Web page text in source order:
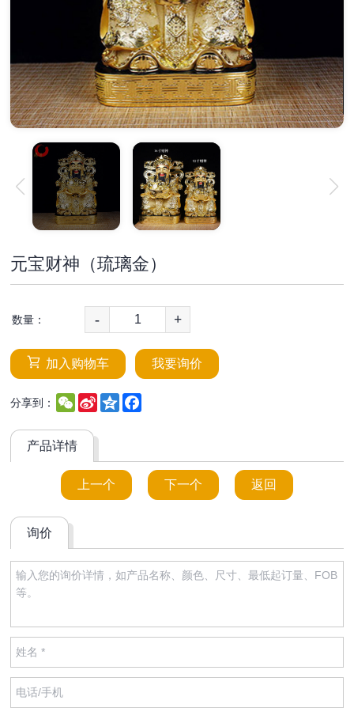
元宝财神（琉璃金）
数量： - +
加入购物车 我要询价
分享到： WeChat
Sina
Weibo
Qzone
产品详情
上一个 下一个 返回
询价